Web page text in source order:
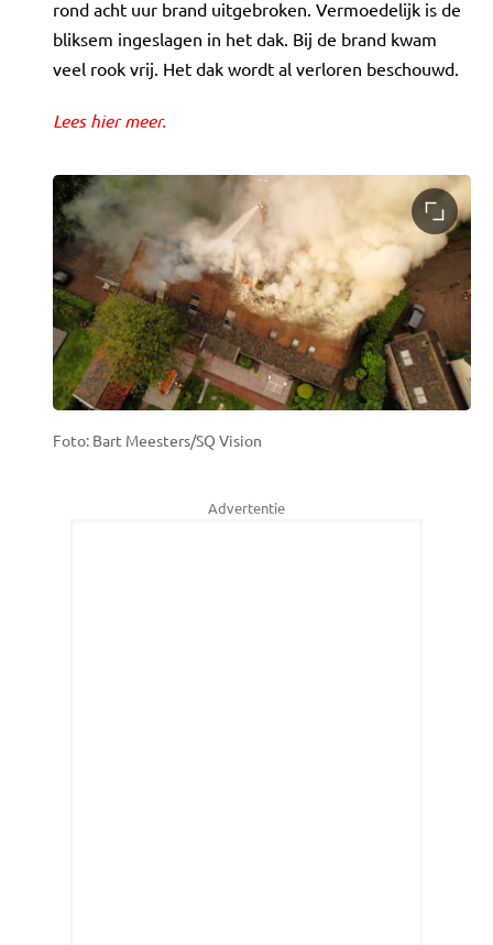
rond acht uur brand uitgebroken. Vermoedelijk is de
bliksem ingeslagen in het dak. Bij de brand kwam
veel rook vrij. Het dak wordt al verloren beschouwd.
Lees hier meer.
Foto: Bart Meesters/SQ Vision
Advertentie